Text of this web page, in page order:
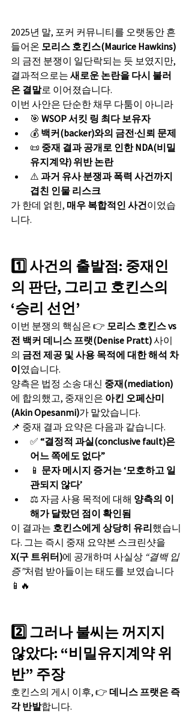
2025년 말, 포커 커뮤니티를 오랫동안 흔
들어온 모리스 호킨스(Maurice Hawkins)
의 금전 분쟁이 일단락되는 듯 보였지만,
결과적으로는 새로운 논란을 다시 불러
온 결말로 이어졌습니다.
이번 사안은 단순한 채무 다툼이 아니라
🎯 WSOP 서킷 링 최다 보유자
💰 백커(backer)와의 금전·신뢰 문제
📜 중재 결과 공개로 인한 NDA(비밀
유지계약) 위반 논란
⚠️ 과거 유사 분쟁과 폭력 사건까지
겹친 인물 리스크
가 한데 얽힌, 매우 복합적인 사건이었습
니다.
1️⃣ 사건의 출발점: 중재인
의 판단, 그리고 호킨스의
‘승리 선언’
이번 분쟁의 핵심은 👉 모리스 호킨스 vs
전 백커 데니스 프랫(Denise Pratt) 사이
의 금전 제공 및 사용 목적에 대한 해석 차
이였습니다.
양측은 법정 소송 대신 중재(mediation)
에 합의했고, 중재인은 아킨 오페산미
(Akin Opesanmi)가 맡았습니다.
📌 중재 결과 요약은 다음과 같습니다.
✅ “결정적 과실(conclusive fault)은
어느 쪽에도 없다”
📱 문자 메시지 증거는 ‘모호하고 일
관되지 않다’
⚖️ 자금 사용 목적에 대해 양측의 이
해가 달랐던 점이 확인됨
이 결과는 호킨스에게 상당히 유리했습니
다. 그는 즉시 중재 요약본 스크린샷을
X(구 트위터)에 공개하며 사실상 “결백 입
증”처럼 받아들이는 태도를 보였습니다
📱🔥
2️⃣ 그러나 불씨는 꺼지지
않았다: “비밀유지계약 위
반” 주장
호킨스의 게시 이후, 👉 데니스 프랫은 즉
각 반발합니다.